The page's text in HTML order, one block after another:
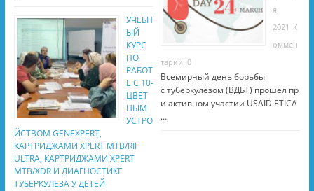
УЧЕБН
ЫЙ
КУРС
ПО
РАБОТ
Е С 10-
ЦВЕТ
НЫМ
УСТРО
ЙСТВОМ GENEXPERT,
КАРТРИДЖАМИ XPERT MTB/RIF
ULTRA, КАРТРИДЖАМИ XPERT
MTB/XDR И ДИАГНОСТИКЕ
ТУБЕРКУЛЕЗА У ДЕТЕЙ
я,
2021 К
оммен
тарии: 0
Всемирный день борьбы
с туберкулёзом (ВДБТ) прошёл пр
и активном участии USAID ETICA
…